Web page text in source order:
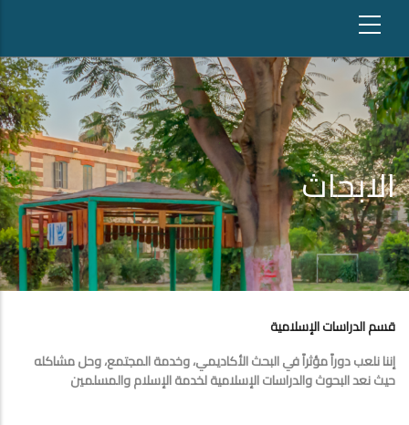
الابحاث
قسم الدراسات الإسلامية
إننا نلعب دوراً مؤثراً في البحث الأكاديمي، وخدمة المجتمع، وحل مشاكله
حيث نعد البحوث والدراسات الإسلامية لخدمة الإسلام والمسلمين